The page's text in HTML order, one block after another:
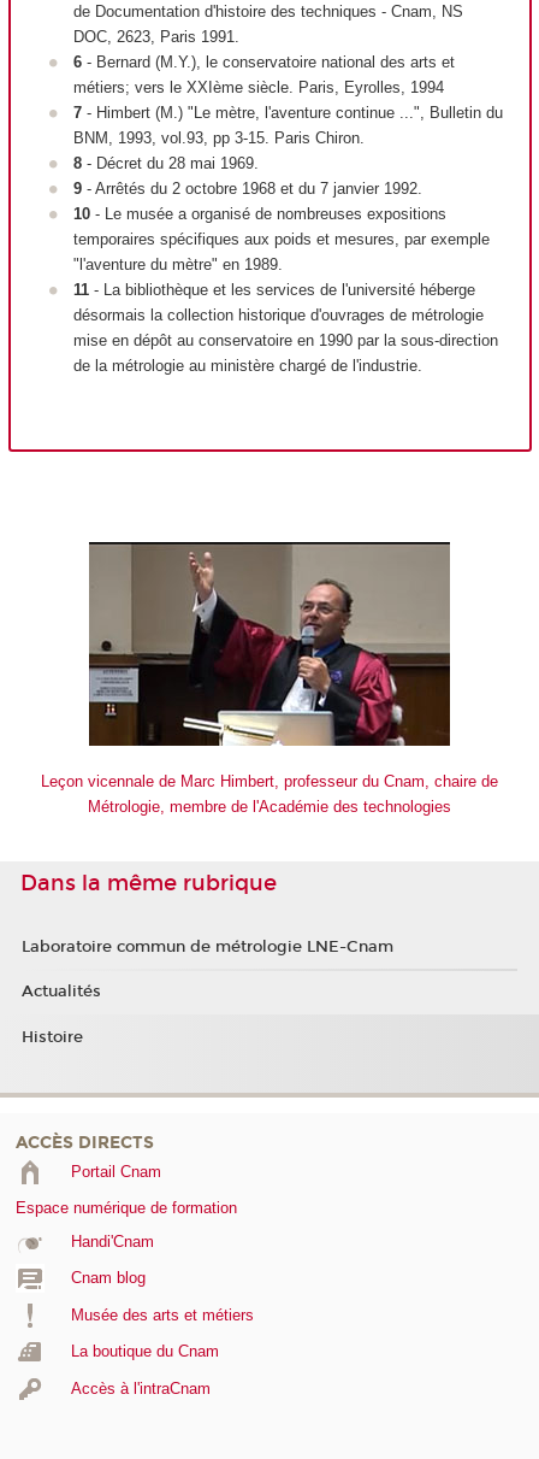
de Documentation d'histoire des techniques - Cnam, NS
DOC, 2623, Paris 1991.
6- Bernard (M.Y.), le conservatoire national des arts et
métiers; vers le XXI èmesiècle. Paris, Eyrolles, 1994
7- Himbert (M.) "Le mètre, l'aventure continue ...", Bulletin du
BNM, 1993, vol.93, pp 3-15. Paris Chiron.
8- Décret du 28 mai 1969.
9- Arrêtés du 2 octobre 1968 et du 7 janvier 1992.
10- Le musée a organisé de nombreuses expositions
temporaires spécifiques aux poids et mesures, par exemple
"l'aventure du mètre" en 1989.
11- La bibliothèque et les services de l'université héberge
désormais la collection historique d'ouvrages de métrologie
mise en dépôt au conservatoire en 1990 par la sous-direction
de la métrologie au ministère chargé de l'industrie.
Leçon vicennale de Marc Himbert, professeur du Cnam, chaire de
Métrologie, membre de l'Académie des technologies
Dans la même rubrique
Laboratoire commun de métrologie LNE-Cnam
Actualités
Histoire
ACCÈS DIRECTS
Portail Cnam
Espace numérique de formation
Handi'Cnam
Cnam blog
Musée des arts et métiers
La boutique du Cnam
Accès à l'intraCnam